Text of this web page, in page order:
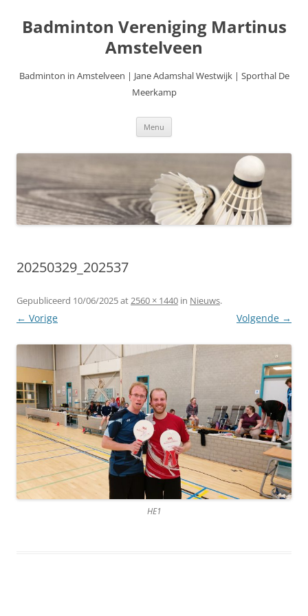
de
inhoud
Badminton Vereniging Martinus
Amstelveen
Badminton in Amstelveen | Jane Adamshal Westwijk | Sporthal De
Meerkamp
Menu
20250329_202537
Gepubliceerd 10/06/2025at2560 × 1440 in Nieuws.
← Vorige Volgende →
HE1